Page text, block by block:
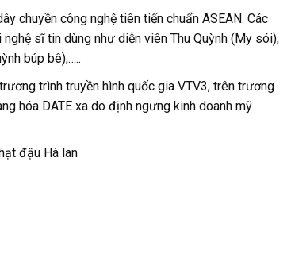
chuyền công nghệ tiên tiến chuẩn ASEAN. Các
sĩ tin dùng như diễn viên Thu Quỳnh (My sói),
búp bê),…..
trình truyền hình quốc gia VTV3, trên trương
hóa DATE xa do định ngưng kinh doanh mỹ
đậu Hà lan